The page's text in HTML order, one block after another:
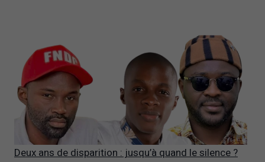
Deux ans de disparition : jusqu’à quand le silence ?